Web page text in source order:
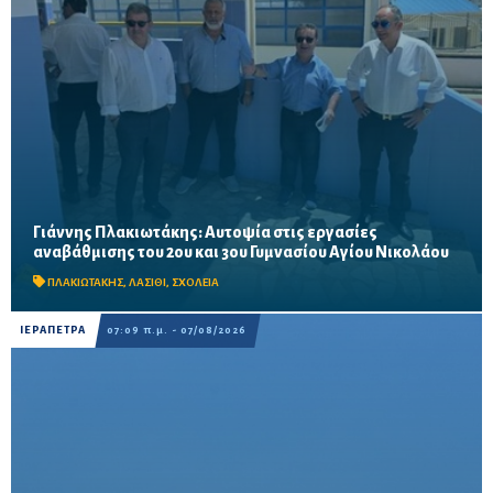
Γιάννης Πλακιωτάκης: Αυτοψία στις εργασίες
αναβάθμισης του 2ου και 3ου Γυμνασίου Αγίου Νικολάου
ΠΛΑΚΙΩΤΑΚΗΣ, ΛΑΣΙΘΙ , ΣΧΟΛΕΙΑ
Οι παρεμβάσεις του προγράμματος «Μαριέττα Γιαννάκου»
αναμένεται να ολοκληρωθούν πριν από τη νέα σχολική χρονιά –
Προβλέπονται ανακαινίσεις αιθουσών, αύλειων και...
ΙΕΡΑΠΕΤΡΑ 07:09 π.μ. - 07/08/2026